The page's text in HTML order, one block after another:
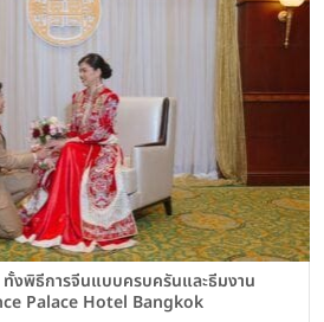
งพิธีการจีนแบบครบครันและธีมงาน
Palace Hotel Bangkok